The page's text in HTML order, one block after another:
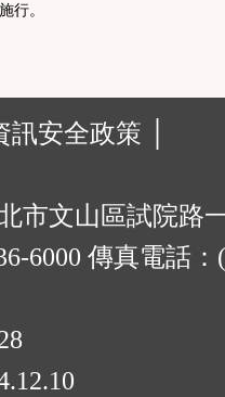
行。
訊安全政策 │
市文山區試院路
6000 傳真電話：